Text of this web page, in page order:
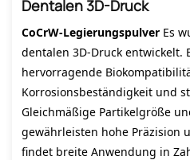
Dentalen 3D-Druck
CoCrW-Legierungspulver Es
dentalen 3D-Druck entwickelt.
hervorragende
Korrosionsbeständigkeit und
Gleichmäßige Partikelgröße
gewährleisten hohe Präzision
findet breite Anwendung in